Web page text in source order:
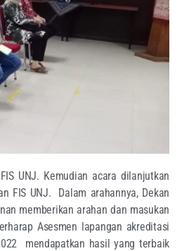
UNJ. Kemudian acara dilanjutkan
FIS UNJ. Dalam arahannya, Dekan
memberikan arahan dan masukan
Asesmen lapangan akreditasi
mendapatkan hasil yang terbaik